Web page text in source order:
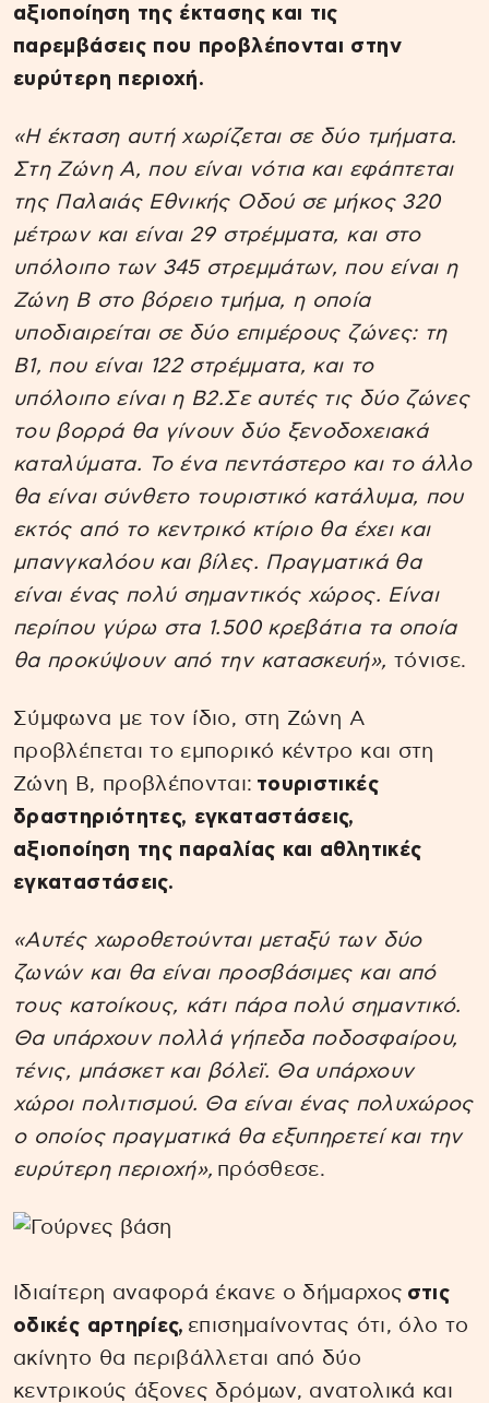
αξιοποίηση της έκτασης και τις
παρεμβάσεις που προβλέπονται στην
ευρύτερη περιοχή.
«Η έκταση αυτή χωρίζεται σε δύο τμήματα.
Στη Ζώνη Α, που είναι νότια και εφάπτεται
της Παλαιάς Εθνικής Οδού σε μήκος 320
μέτρων και είναι 29 στρέμματα, και στο
υπόλοιπο των 345 στρεμμάτων, που είναι η
Ζώνη Β στο βόρειο τμήμα, η οποία
υποδιαιρείται σε δύο επιμέρους ζώνες: τη
Β1, που είναι 122 στρέμματα, και το
υπόλοιπο είναι η Β2.Σε αυτές τις δύο ζώνες
του βορρά θα γίνουν δύο ξενοδοχειακά
καταλύματα. Το ένα πεντάστερο και το άλλο
θα είναι σύνθετο τουριστικό κατάλυμα, που
εκτός από το κεντρικό κτίριο θα έχει και
μπανγκαλόου και βίλες. Πραγματικά θα
είναι ένας πολύ σημαντικός χώρος. Είναι
περίπου γύρω στα 1.500 κρεβάτια τα οποία
θα προκύψουν από την κατασκευή», τόνισε.
Σύμφωνα με τον ίδιο, στη Ζώνη Α
προβλέπεται το εμπορικό κέντρο και στη
Ζώνη Β, προβλέπονται: τουριστικές
δραστηριότητες, εγκαταστάσεις,
αξιοποίηση της παραλίας και αθλητικές
εγκαταστάσεις.
«Αυτές χωροθετούνται μεταξύ των δύο
ζωνών και θα είναι προσβάσιμες και από
τους κατοίκους, κάτι πάρα πολύ σημαντικό.
Θα υπάρχουν πολλά γήπεδα ποδοσφαίρου,
τένις, μπάσκετ και βόλεϊ. Θα υπάρχουν
χώροι πολιτισμού. Θα είναι ένας πολυχώρος
ο οποίος πραγματικά θα εξυπηρετεί και την
ευρύτερη περιοχή», πρόσθεσε.
Ιδιαίτερη αναφορά έκανε ο δήμαρχος στις
οδικές αρτηρίες, επισημαίνοντας ότι, όλο το
ακίνητο θα περιβάλλεται από δύο
κεντρικούς άξονες δρόμων, ανατολικά και